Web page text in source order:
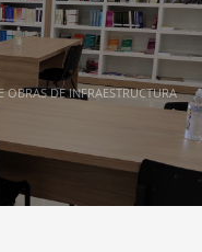
DE INFRAESTRUCTURA